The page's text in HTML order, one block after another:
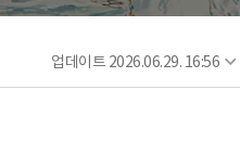
업데이트 2026.06.29. 16:56